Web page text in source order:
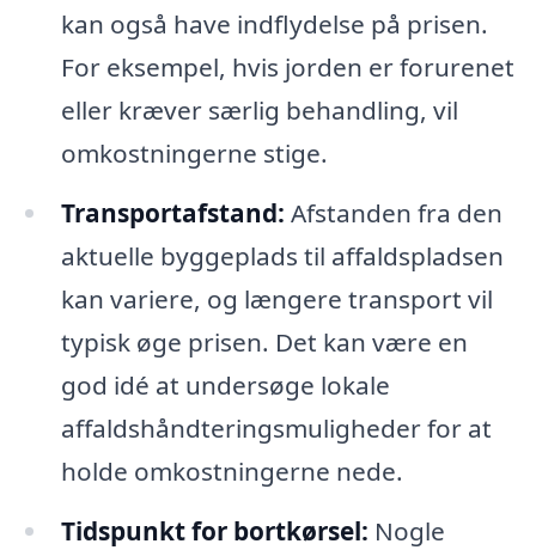
kan også have indflydelse på prisen.
For eksempel, hvis jorden er forurenet
eller kræver særlig behandling, vil
omkostningerne stige.
Transportafstand: Afstanden fra den
aktuelle byggeplads til affaldspladsen
kan variere, og længere transport vil
typisk øge prisen. Det kan være en
god idé at undersøge lokale
affaldshåndteringsmuligheder for at
holde omkostningerne nede.
Tidspunkt for bortkørsel: Nogle